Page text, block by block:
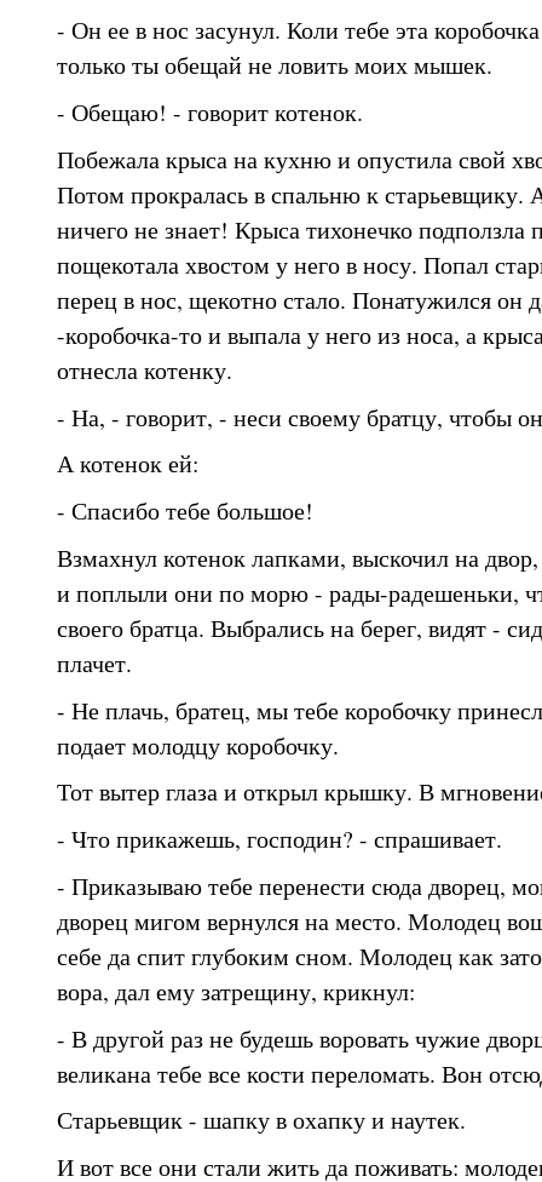
- Он ее в нос засунул. Коли тебе эта
только ты обещай не ловить моих мышек.
- Обещаю! - говорит котенок.
Побежала крыса на кухню и опустила свой
Потом прокралась в спальню к старьевщику.
ничего не знает! Крыса тихонечко подползла
пощекотала хвостом у него в носу. Попал
перец в нос, щекотно стало. Понатужился он
-коробочка-то и выпала у него из носа, а
отнесла котенку.
- На, - говорит, - неси своему братцу, чтобы
А котенок ей:
- Спасибо тебе большое!
Взмахнул котенок лапками, выскочил на
и поплыли они по морю - рады-радешеньки,
своего братца. Выбрались на берег, видят -
плачет.
- Не плачь, братец, мы тебе коробочку
подает молодцу коробочку.
Тот вытер глаза и открыл крышку. В
- Что прикажешь, господин? - спрашивает.
- Приказываю тебе перенести сюда дворец,
дворец мигом вернулся на место. Молодец
себе да спит глубоким сном. Молодец как
вора, дал ему затрещину, крикнул:
- В другой раз не будешь воровать чужие
великана тебе все кости переломать. Вон
Старьевщик - шапку в охапку и наутек.
И вот все они стали жить да поживать: